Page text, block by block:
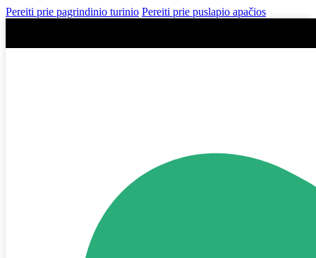
Pereiti prie pagrindinio turinio Pereiti prie puslapio apačios